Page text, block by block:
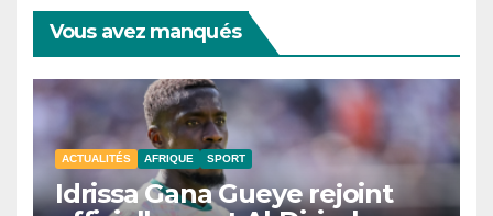
Vous avez manqués
ACTUALITÉS AFRIQUE SPORT
Idrissa Gana Gueye rejoint